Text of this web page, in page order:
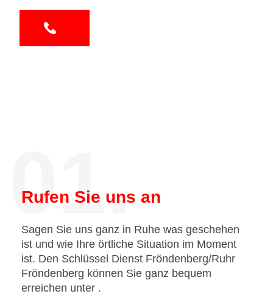
01.
Rufen Sie uns an
Sagen Sie uns ganz in Ruhe was geschehen
ist und wie Ihre örtliche Situation im Moment
ist. Den Schlüssel Dienst Fröndenberg/Ruhr
Fröndenberg können Sie ganz bequem
erreichen unter .